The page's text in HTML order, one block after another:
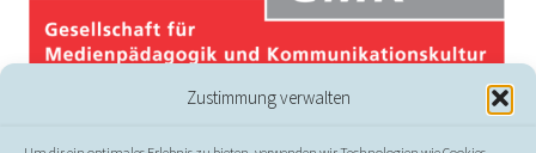
Zustimmung verwalten